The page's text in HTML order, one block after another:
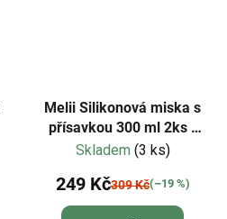
Melii Silikonová miska s
přísavkou 300 ml 2ks -
Shark
Skladem (3 ks)
249 Kč309 Kč(–19 %)